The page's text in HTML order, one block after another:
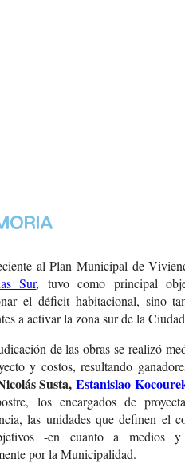
al Plan Municipal de
Sur, tuvo como principal
el déficit habitacional, sino
a activar la zona sur de la
de las obras se realizó
y costos, resultando
Susta,Estanislao
los encargados de
las unidades que definen el
-en cuanto a medios y
por la Municipalidad.